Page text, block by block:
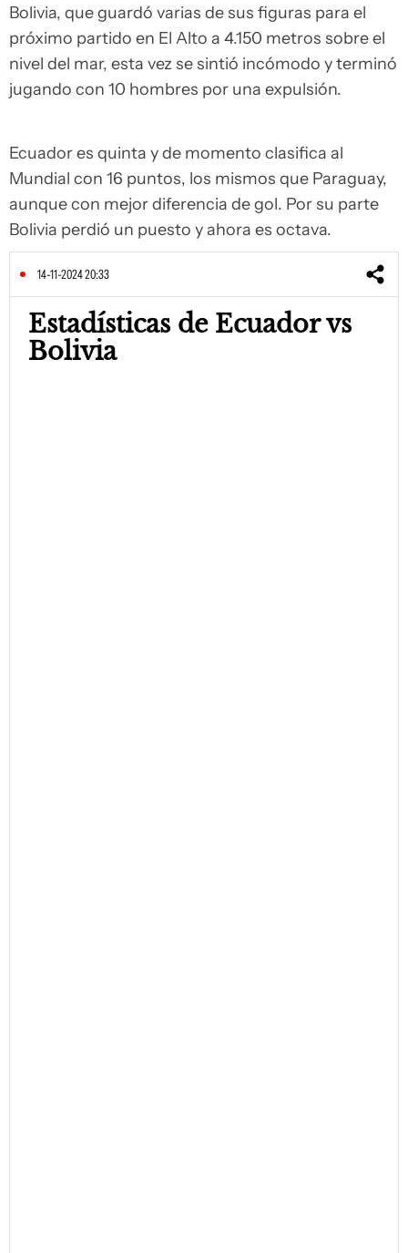
Bolivia, que guardó varias de sus figuras para el
próximo partido en El Alto a 4.150 metros sobre el
nivel del mar, esta vez se sintió incómodo y terminó
jugando con 10 hombres por una expulsión.
Ecuador es quinta y de momento clasifica al
Mundial con 16 puntos, los mismos que Paraguay,
aunque con mejor diferencia de gol. Por su parte
Bolivia perdió un puesto y ahora es octava.
14-11-2024 20:33
Estadísticas de Ecuador vs
Bolivia